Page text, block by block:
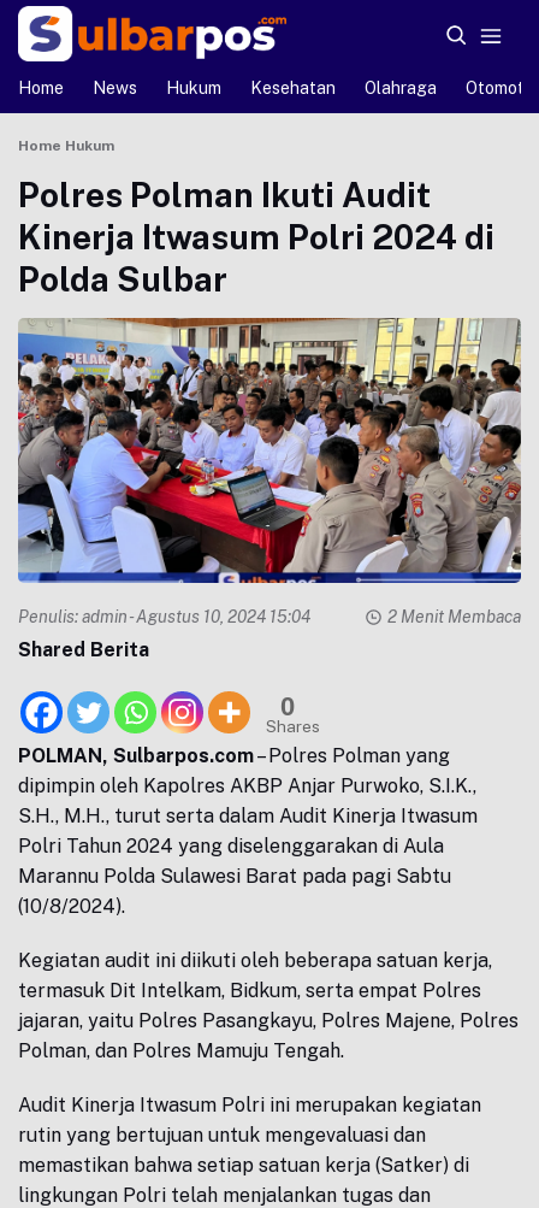
Home News Hukum Kesehatan Olahraga Otomotif
Home Hukum
Polres Polman Ikuti Audit
Kinerja Itwasum Polri 2024 di
Polda Sulbar
Penulis:admin- Agustus 10, 2024 15:04 2 Menit Membaca
Shared Berita
0
Shares
POLMAN, Sulbarpos.com– Polres Polman yang
dipimpin oleh Kapolres AKBP Anjar Purwoko, S.I.K.,
S.H., M.H., turut serta dalam Audit Kinerja Itwasum
Polri Tahun 2024 yang diselenggarakan di Aula
Marannu Polda Sulawesi Barat pada pagi Sabtu
(10/8/2024).
Kegiatan audit ini diikuti oleh beberapa satuan kerja,
termasuk Dit Intelkam, Bidkum, serta empat Polres
jajaran, yaitu Polres Pasangkayu, Polres Majene, Polres
Polman, dan Polres Mamuju Tengah.
Audit Kinerja Itwasum Polri ini merupakan kegiatan
rutin yang bertujuan untuk mengevaluasi dan
memastikan bahwa setiap satuan kerja (Satker) di
lingkungan Polri telah menjalankan tugas dan